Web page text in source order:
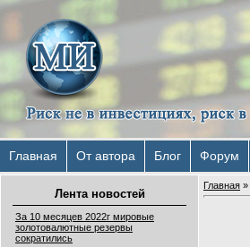
Главная От автора Блог Форум
Лента новостей
За 10 месяцев 2022г мировые
золотовалютные резервы
сократились
Главная »